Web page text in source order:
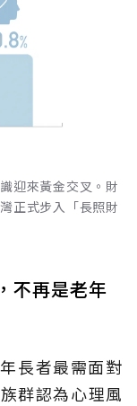
迎來黃金交叉。財
正式步入「長照財
不再是老年
長者最需面對
群認為心理風